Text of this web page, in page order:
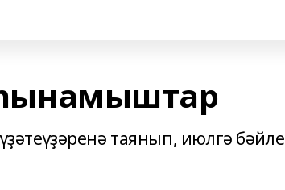
таянып, июлгә бәйле